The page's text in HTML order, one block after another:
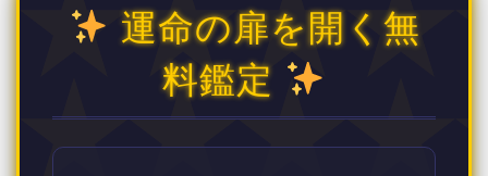
運命の扉を開く無
料鑑定